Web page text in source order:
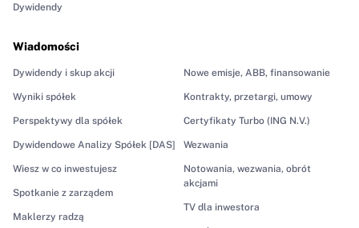
Dywidendy
Wiadomości
Dywidendy i skup akcji
Wyniki spółek
Perspektywy dla spółek
Dywidendowe Analizy Spółek [DAS]
Wiesz w co inwestujesz
Spotkanie z zarządem
Maklerzy radzą
Nowe emisje, ABB, finansowanie
Kontrakty, przetargi, umowy
Certyfikaty Turbo (ING N.V.)
Wezwania
Notowania, wezwania, obrót
akcjami
TV dla inwestora